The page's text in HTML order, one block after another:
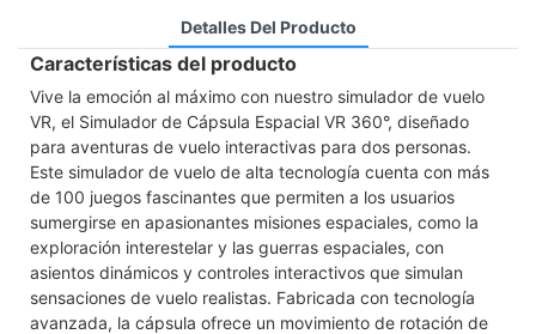
Detalles Del Producto
Características del producto
Vive la emoción al máximo con nuestro simulador de vuelo
VR, el Simulador de Cápsula Espacial VR 360°, diseñado
para aventuras de vuelo interactivas para dos personas.
Este simulador de vuelo de alta tecnología cuenta con más
de 100 juegos fascinantes que permiten a los usuarios
sumergirse en apasionantes misiones espaciales, como la
exploración interestelar y las guerras espaciales, con
asientos dinámicos y controles interactivos que simulan
sensaciones de vuelo realistas. Fabricada con tecnología
avanzada, la cápsula ofrece un movimiento de rotación de